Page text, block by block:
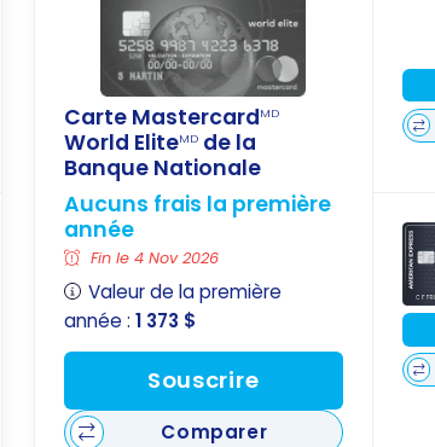
Carte MastercardMD
World EliteMDde la
Banque Nationale
Aucuns frais la première
année
Fin le 4 Nov 2026
Valeur de la première
année : 1 373 $
Souscrire
Comparer